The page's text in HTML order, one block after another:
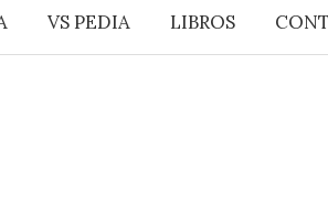
VS PEDIA LIBROS